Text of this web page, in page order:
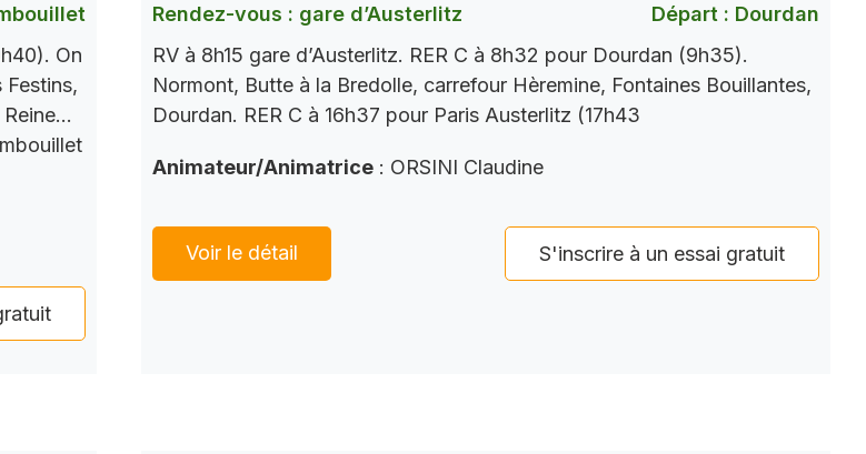
On
Festins,
Rendez-vous : gare d’Austerlitz
Départ : Dourdan
RV à 8h15 gare d’Austerlitz. RER C à 8h32 pour Dourdan (9h35).
Normont, Butte à la Bredolle, carrefour Hèremine, Fontaines Bouillantes,
Dourdan. RER C à 16h37 pour Paris Austerlitz (17h43
Animateur/Animatrice : ORSINI Claudine
Voir le détail S'inscrire à un essai gratuit